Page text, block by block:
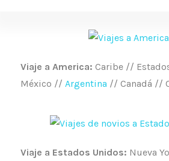
Viaje a America: Caribe //
México // Argentina // Canadá //
Viaje a Estados Unidos: Nueva